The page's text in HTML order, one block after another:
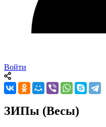
Войти
ЗИПы (Весы)